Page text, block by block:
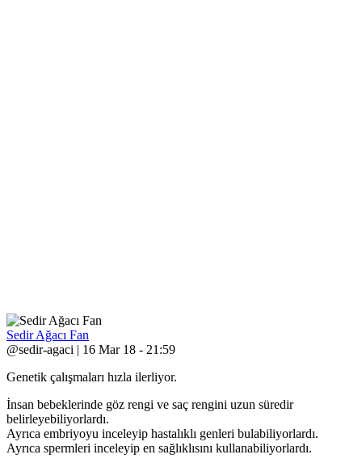
Sedir Ağacı Fan
@sedir-agaci | 16 Mar 18 - 21:59
Genetik çalışmaları hızla ilerliyor.
İnsan bebeklerinde göz rengi ve saç rengini uzun süredir
belirleyebiliyorlardı.
Ayrıca embriyoyu inceleyip hastalıklı genleri bulabiliyorlardı.
Ayrıca spermleri inceleyip en sağlıklısını kullanabiliyorlardı.